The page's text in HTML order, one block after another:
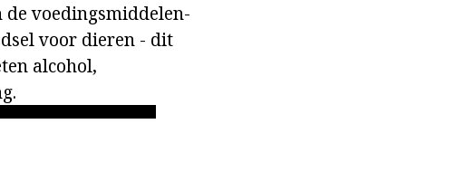
voedingsmiddelen-
voor dieren - dit
alcohol,